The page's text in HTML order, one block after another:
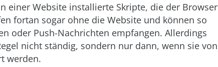
einer Website installierte Skripte, die der Browser
fortan sogar ohne die Website und können so
oder Push-Nachrichten empfangen. Allerdings
nicht ständig, sondern nur dann, wenn sie von
werden.